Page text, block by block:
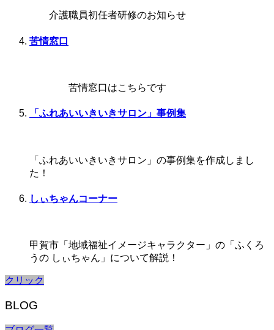
介護職員初任者研修のお知らせ
苦情窓口
苦情窓口はこちらです
「ふれあいいきいきサロン」事例集
「ふれあいいきいきサロン」の事例集を作成しまし
た！
しぃちゃんコーナー
甲賀市「地域福祉イメージキャラクター」の「ふくろ
うの しぃちゃん」について解説！
クリック
BLOG